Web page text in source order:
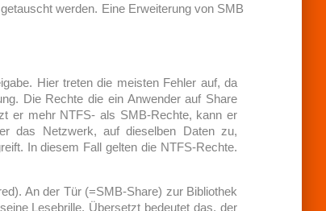
werden. Eine Erweiterung von SMB
Hier treten die meisten Fehler auf, da
Die Rechte die ein Anwender auf Share
er mehr NTFS- als SMB-Rechte, kann er
das Netzwerk, auf dieselben Daten zu,
In diesem Fall gelten die NTFS-Rechte.
An der Tür (=SMB-Share) zur Bibliothek
Lesebrille. Übersetzt bedeutet das, der